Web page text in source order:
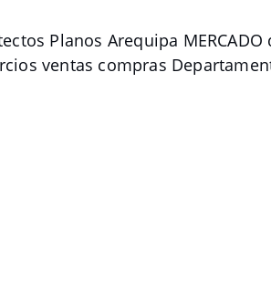
Planos Arequipa
ventas compras